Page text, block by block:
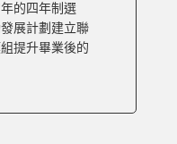
的四年制選
展計劃建立聯
提升畢業後的